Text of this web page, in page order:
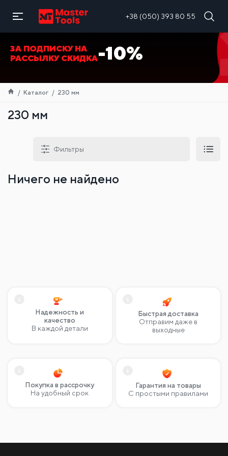
+38 (050) 393 80 55
RU
ЗА ПОДПИСКУ НА
РАССЫЛКУ СКИДКА-10%
Каталог 230 мм
230 мм
Фильтры
Ничего не найдено
Надежность и
качество
В каждой детали
Быстрая доставка
Отправим даже в
выходные
Покупка в рассрочку
На удобный срок
Гарантия на товары
С простыми правилами